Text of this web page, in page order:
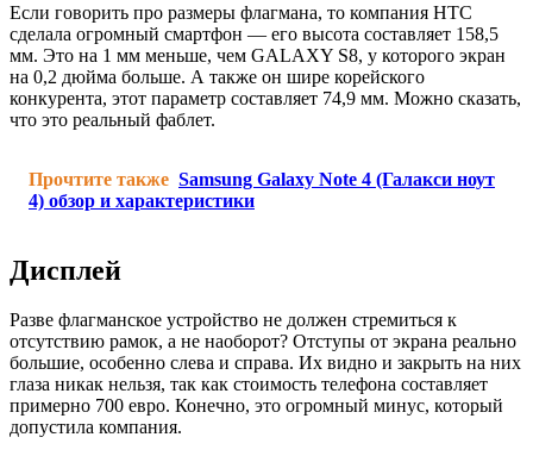
Если говорить про размеры флагмана, то компания НТС
сделала огромный смартфон — его высота составляет 158,5
мм. Это на 1 мм меньше, чем GALAXY S8, у которого экран
на 0,2 дюйма больше. А также он шире корейского
конкурента, этот параметр составляет 74,9 мм. Можно сказать,
что это реальный фаблет.
Прочтите также Samsung Galaxy Note 4 (Галакси ноут
4) обзор и характеристики
Дисплей
Разве флагманское устройство не должен стремиться к
отсутствию рамок, а не наоборот? Отступы от экрана реально
большие, особенно слева и справа. Их видно и закрыть на них
глаза никак нельзя, так как стоимость телефона составляет
примерно 700 евро. Конечно, это огромный минус, который
допустила компания.